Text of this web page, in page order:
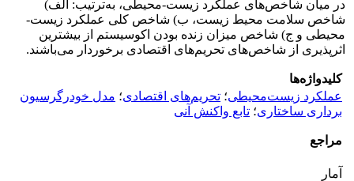
در میان شاخص‌های عملکرد زیست-محیطی، به‌ترتیب: الف)
شاخص سلامت محیط زیست، ب) شاخص کلی عملکرد زیست-
محیطی و ج) شاخص میزان زنده بودن اکوسیستم از بیشترین
اثرپذیری از شاخص‌های تحریم‌های اقتصادی برخوردار می‌باشند.
کلیدواژه‌ها
عملکرد زیست‌محیطی؛ تحریم‌های اقتصادی؛ مدل خودرگرسیون
برداری ساختاری؛ تابع واکنش آنی
مراجع
آمار